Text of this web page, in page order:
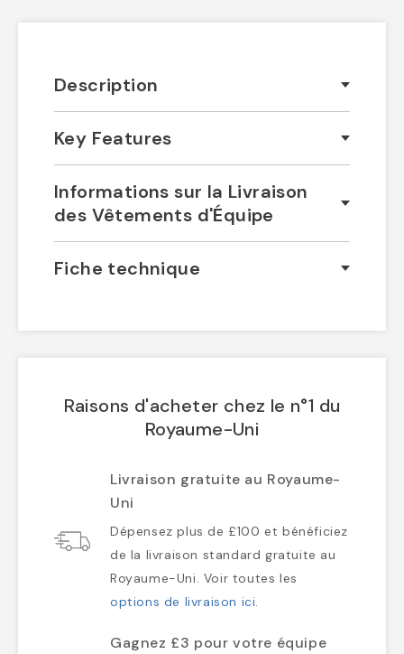
Description
Key Features
Informations sur la Livraison
des Vêtements d'Équipe
Fiche technique
Raisons d'acheter chez le n°1 du
Royaume-Uni
Livraison gratuite au Royaume-
Uni
Dépensez plus de £100 et bénéficiez
de la livraison standard gratuite au
Royaume-Uni. Voir toutes les
options de livraison ici.
Gagnez £3 pour votre équipe